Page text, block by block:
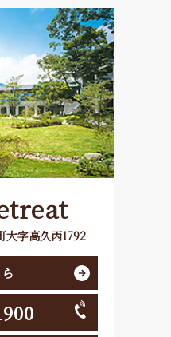
大字高久丙1792